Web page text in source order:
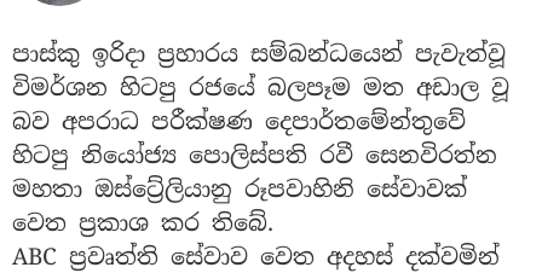
පාස්කු ඉරිදා ප්‍රහාරය සම්බන්ධයෙන් පැවැත්වූ
විමර්ශන හිටපු රජයේ බලපෑම මත අඩාල වූ
බව අපරාධ පරීක්ෂණ දෙපාර්තමේන්තුවේ
හිටපු නියෝජ්‍ය පොලිස්පති රවී සෙනවිරත්න
මහතා ඔස්ට්‍රේලියානු රූපවාහිනි සේවාවක්
වෙත ප්‍රකාශ කර තිබේ.
ABC ප්‍රවෘත්ති සේවාව වෙත අදහස් දක්වමින්